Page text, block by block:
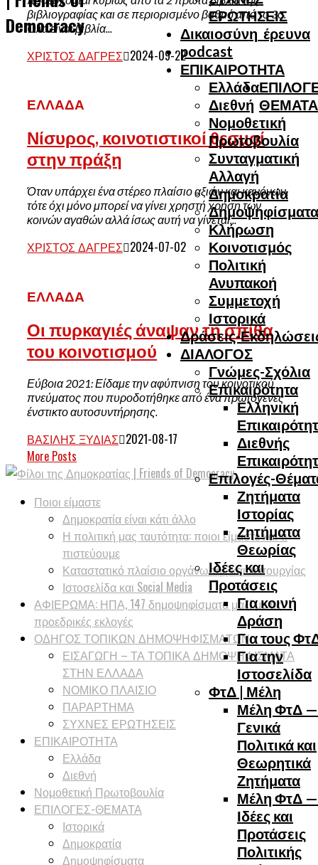
Democracy
ΕΡΩΤΗΣΕΙΣ
Δικαιοσύνη_έρευνα
podcast
ΕΠΙΚΑΙΡΟΤΗΤΑ
Ελλάδα
Διεθνή ΘΕΜΑΤΑ
Νομοθετική
Πρωτοβουλία
Συνταγματική
Αλλαγή
Δημοκρατία
Δημοψηφίσματα
Κλήρωση
Κοινοτισμός
Πολιτική
Ανυπακοή
Συμμετοχή
Ιστορικά
Δράσεις-
ΔΙΑΛΟΓΟΣ
Γνώμες-Σχόλια
Επικαιρότητα
Ελληνική
Διεθνής
Επιλογές-
Ζητήματα
Ιστορίας
Ζητήματα
Θεωρίας
Ιδέες και
Προτάσεις
Για κοινή
Δράση
Για τους
Για την
Ιστοσελίδα
ΦτΔ | Μέλη
Μέλη ΦτΔ —
Γενικά
Πολιτικά και
Θεωρητικά
Ζητήματα
Μέλη ΦτΔ —
Ιδέες και
Προτάσεις
Πολιτικής
βιβλιογραφίας και σε περιορισμένο βαθμό από το 3ο.
Όλα είναι βιβλία...
ΧΡΊΣΤΟΣ ΔΑΓΡΈΣ 2024-09-22
ΕΛΛΆΔΑ
Νίσυρος, κοινοτιστικοί θεσμοί
στην πράξη
Όταν υπάρχει ένα στέρεο πλαίσιο αξιών και κανόνων,
τότε όχι μόνο μπορεί να γίνει χρηστή χρήση των
κοινών αγαθών αλλά ίσως αυτή να γίνεται...
ΧΡΊΣΤΟΣ ΔΑΓΡΈΣ 2024-07-02
ΕΛΛΆΔΑ
Οι πυρκαγιές άναψαν τη σπίθα
του κοινοτισμού
Εύβοια 2021: Είδαμε την αφύπνιση του κοινοτικού
πνεύματος που πυροδοτήθηκε από ένα πρωτογενές
ένστικτο αυτοσυντήρησης.
ΒΑΣΊΛΗΣ ΞΥΔΙΆΣ 2021-08-17
More Posts
Ποιοι είμαστε
Δημοκρατία είναι κάτι άλλο
Η πολιτική μας ταυτότητα: ποιοι είμαστε και τι
πιστεύουμε
Καταστατικό πλαίσιο οργάνωσης και λειτουργίας
Ιστοσελίδα και Social Media
ΑΦΙΕΡΩΜΑ: ΗΠΑ, 147 δημοψηφίσματα μαζί με τις
προεδρικές εκλογές
ΟΔΗΓΟΣ ΤΟΠΙΚΩΝ ΔΗΜΟΨΗΦΙΣΜΑΤΩΝ
ΕΙΣΑΓΩΓΗ – ΤΑ ΤΟΠΙΚΑ ΔΗΜΟΨΗΦΙΣΜΑΤΑ
ΣΤΗΝ ΕΛΛΑΔΑ
ΝΟΜΙΚΟ ΠΛΑΙΣΙΟ
ΠΑΡΑΡΤΗΜΑ
ΣΥΧΝΕΣ ΕΡΩΤΗΣΕΙΣ
ΕΠΙΚΑΙΡΟΤΗΤΑ
Ελλάδα
Διεθνή
Νομοθετική Πρωτοβουλία
ΕΠΙΛΟΓΕΣ-ΘΕΜΑΤΑ
Ιστορικά
Δημοκρατία
Δημοψηφίσματα